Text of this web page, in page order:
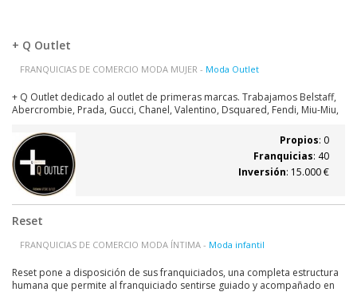
+ Q Outlet
FRANQUICIAS DE COMERCIO MODA MUJER - Moda Outlet
+ Q Outlet dedicado al outlet de primeras marcas. Trabajamos Belstaff,
Abercrombie, Prada, Gucci, Chanel, Valentino, Dsquared, Fendi, Miu-Miu,
blahnik, Hermes, Armani, Desigual, Burberry, Ralph Lauren, Tommy
Hilfiger, Liu-Jo,...
Propios: 0
Franquicias: 40
Inversión: 15.000 €
Reset
FRANQUICIAS DE COMERCIO MODA ÍNTIMA - Moda infantil
Reset pone a disposición de sus franquiciados, una completa estructura
humana que permite al franquiciado sentirse guiado y acompañado en